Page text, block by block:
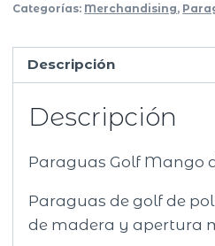
Categorías: Merchandising,
Descripción
Descripción
Paraguas Golf Mango
Paraguas de golf de
de madera y apertura